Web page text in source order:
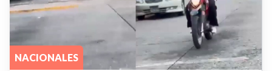
NACIONALES